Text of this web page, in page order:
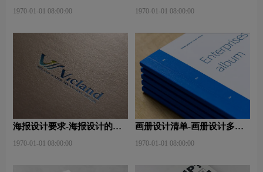
1970-01-01 08:00:00 1970-01-01 08:00:00
海报设计要求-海报设计的作
1970-01-01 08:00:00
画册设计清单-画册设计多少
1970-01-01 08:00:00